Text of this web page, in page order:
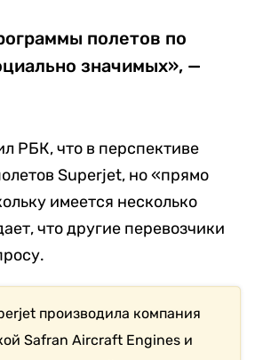
полетов по
значимых», —
РБК, что в перспективе
Superjet, но «прямо
имеется несколько
что другие перевозчики
производила компания
Safran Aircraft Engines и